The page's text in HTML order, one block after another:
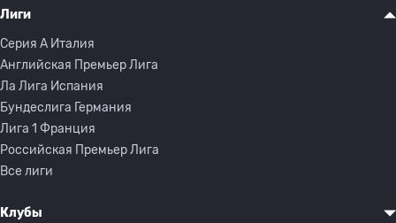
Лиги
Серия A Италия
Английская Премьер Лига
Ла Лига Испания
Бундеслига Германия
Лига 1 Франция
Российская Премьер Лига
Все лиги
Клубы